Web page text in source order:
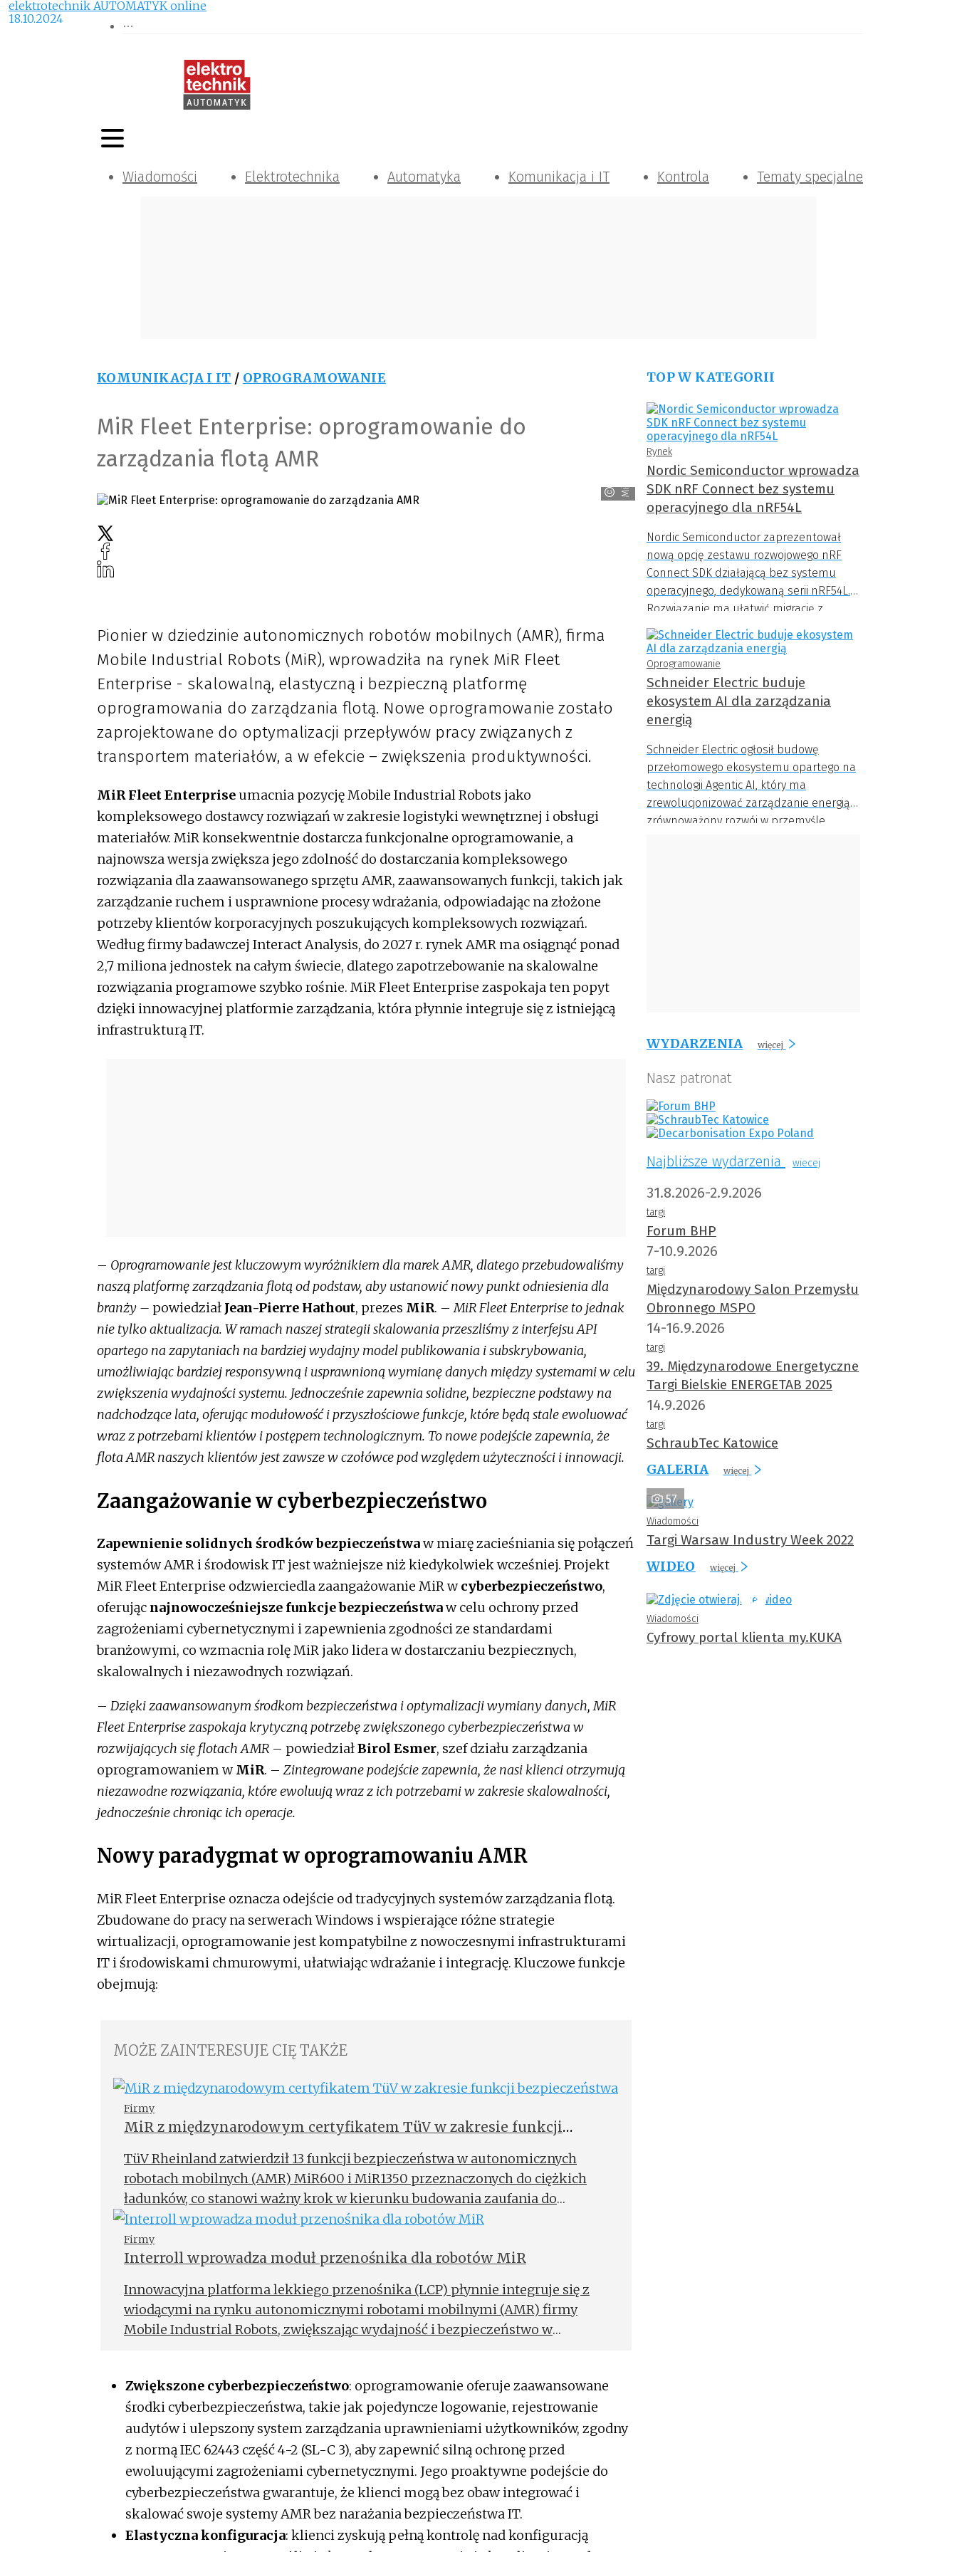
Wiadomości Elektrotechnika Automatyka Komunikacja i IT Kontrola Tematy specjalne
KOMUNIKACJA I IT / OPROGRAMOWANIE
MiR Fleet Enterprise: oprogramowanie do
zarządzania flotą AMR
MiR
elektrotechnik AUTOMATYK online
18.10.2024
Pionier w dziedzinie autonomicznych robotów mobilnych (AMR), firma
Mobile Industrial Robots (MiR), wprowadziła na rynek MiR Fleet
Enterprise - skalowalną, elastyczną i bezpieczną platformę
oprogramowania do zarządzania flotą. Nowe oprogramowanie zostało
zaprojektowane do optymalizacji przepływów pracy związanych z
transportem materiałów, a w efekcie – zwiększenia produktywności.
MiR Fleet Enterprise umacnia pozycję Mobile Industrial Robots jako
kompleksowego dostawcy rozwiązań w zakresie logistyki wewnętrznej i obsługi
materiałów. MiR konsekwentnie dostarcza funkcjonalne oprogramowanie, a
najnowsza wersja zwiększa jego zdolność do dostarczania kompleksowego
rozwiązania dla zaawansowanego sprzętu AMR, zaawansowanych funkcji, takich jak
zarządzanie ruchem i usprawnione procesy wdrażania, odpowiadając na złożone
potrzeby klientów korporacyjnych poszukujących kompleksowych rozwiązań.
Według firmy badawczej Interact Analysis, do 2027 r. rynek AMR ma osiągnąć ponad
2,7 miliona jednostek na całym świecie, dlatego zapotrzebowanie na skalowalne
rozwiązania programowe szybko rośnie. MiR Fleet Enterprise zaspokaja ten popyt
dzięki innowacyjnej platformie zarządzania, która płynnie integruje się z istniejącą
infrastrukturą IT.
– Oprogramowanie jest kluczowym wyróżnikiem dla marek AMR, dlatego przebudowaliśmy
naszą platformę zarządzania flotą od podstaw, aby ustanowić nowy punkt odniesienia dla
branży – powiedział Jean-Pierre Hathout, prezes MiR. –MiR Fleet Enterprise to jednak
nie tylko aktualizacja. W ramach naszej strategii skalowania przeszliśmy z interfejsu API
opartego na zapytaniach na bardziej wydajny model publikowania i subskrybowania,
umożliwiając bardziej responsywną i usprawnioną wymianę danych między systemami w celu
zwiększenia wydajności systemu. Jednocześnie zapewnia solidne, bezpieczne podstawy na
nadchodzące lata, oferując modułowość i przyszłościowe funkcje, które będą stale ewoluować
wraz z potrzebami klientów i postępem technologicznym. To nowe podejście zapewnia, że
flota AMR naszych klientów jest zawsze w czołówce pod względem użyteczności i innowacji.
Zaangażowanie w cyberbezpieczeństwo
Zapewnienie solidnych środków bezpieczeństwaw miarę zacieśniania się połączeń
systemów AMR i środowisk IT jest ważniejsze niż kiedykolwiek wcześniej. Projekt
MiR Fleet Enterprise odzwierciedla zaangażowanie MiR wcyberbezpieczeństwo,
oferując najnowocześniejsze funkcje bezpieczeństwaw celu ochrony przed
zagrożeniami cybernetycznymi i zapewnienia zgodności ze standardami
branżowymi, co wzmacnia rolę MiR jako lidera w dostarczaniu bezpiecznych,
skalowalnych i niezawodnych rozwiązań.
– Dzięki zaawansowanym środkom bezpieczeństwa i optymalizacji wymiany danych, MiR
Fleet Enterprise zaspokaja krytyczną potrzebę zwiększonego cyberbezpieczeństwa w
rozwijających się flotach AMR – powiedziałBirol Esmer, szef działu zarządzania
oprogramowaniem wMiR. – Zintegrowane podejście zapewnia, że nasi klienci otrzymują
niezawodne rozwiązania, które ewoluują wraz z ich potrzebami w zakresie skalowalności,
jednocześnie chroniąc ich operacje.
Nowy paradygmat w oprogramowaniu AMR
MiR Fleet Enterprise oznacza odejście od tradycyjnych systemów zarządzania flotą.
Zbudowane do pracy na serwerach Windows i wspierające różne strategie
wirtualizacji, oprogramowanie jest kompatybilne z nowoczesnymi infrastrukturami
IT i środowiskami chmurowymi, ułatwiając wdrażanie i integrację. Kluczowe funkcje
obejmują:
MOŻE ZAINTERESUJE CIĘ TAKŻE
Firmy
MiR z międzynarodowym certyfikatem TüV w zakresie funkcji
TüV Rheinland zatwierdził 13 funkcji bezpieczeństwa w autonomicznych
robotach mobilnych (AMR) MiR600 i MiR1350 przeznaczonych do ciężkich
ładunków, co stanowi ważny krok w kierunku budowania zaufania do
bezpieczeństwa AMR i spełniania oczekiwań klientów na rozwijającym się
rynku.
Firmy
Interroll wprowadza moduł przenośnika dla robotów MiR
Innowacyjna platforma lekkiego przenośnika (LCP) płynnie integruje się z
wiodącymi na rynku autonomicznymi robotami mobilnymi (AMR) firmy
Mobile Industrial Robots, zwiększając wydajność i bezpieczeństwo w
Zwiększone cyberbezpieczeństwo: oprogramowanie oferuje zaawansowane
środki cyberbezpieczeństwa, takie jak pojedyncze logowanie, rejestrowanie
audytów i ulepszony system zarządzania uprawnieniami użytkowników, zgodny
z normą IEC 62443 część 4-2 (SL-C 3), aby zapewnić silną ochronę przed
ewoluującymi zagrożeniami cybernetycznymi. Jego proaktywne podejście do
cyberbezpieczeństwa gwarantuje, że klienci mogą bez obaw integrować i
skalować swoje systemy AMR bez narażania bezpieczeństwa IT.
Elastyczna konfiguracja: klienci zyskują pełną kontrolę nad konfiguracją
TOP W KATEGORII
Rynek
Nordic Semiconductor wprowadza
SDK nRF Connect bez systemu
operacyjnego dla nRF54L
Nordic Semiconductor zaprezentował
nową opcję zestawu rozwojowego nRF
Connect SDK działającą bez systemu
operacyjnego, dedykowaną serii nRF54L.
Rozwiązanie ma ułatwić migrację z
poprzednich generacji układów.
Oprogramowanie
Schneider Electric buduje
ekosystem AI dla zarządzania
energią
Schneider Electric ogłosił budowę
przełomowego ekosystemu opartego na
technologii Agentic AI, który ma
zrewolucjonizować zarządzanie energią i
zrównoważony rozwój w przemyśle.
WYDARZENIA więcej
Nasz patronat
Najbliższe wydarzenia wiecej
31.8.2026-2.9.2026
targi
Forum BHP
7-10.9.2026
targi
Międzynarodowy Salon Przemysłu
Obronnego MSPO
14-16.9.2026
targi
39. Międzynarodowe Energetyczne
Targi Bielskie ENERGETAB 2025
14.9.2026
targi
SchraubTec Katowice
GALERIA
więcej
57
Wiadomości
Targi Warsaw Industry Week 2022
WIDEO
więcej
Wiadomości
Cyfrowy portal klienta my.KUKA